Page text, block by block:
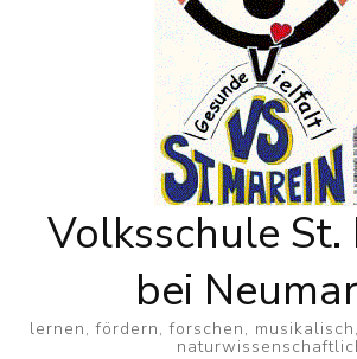
Volksschule St.
bei
lernen, fördern, forschen,